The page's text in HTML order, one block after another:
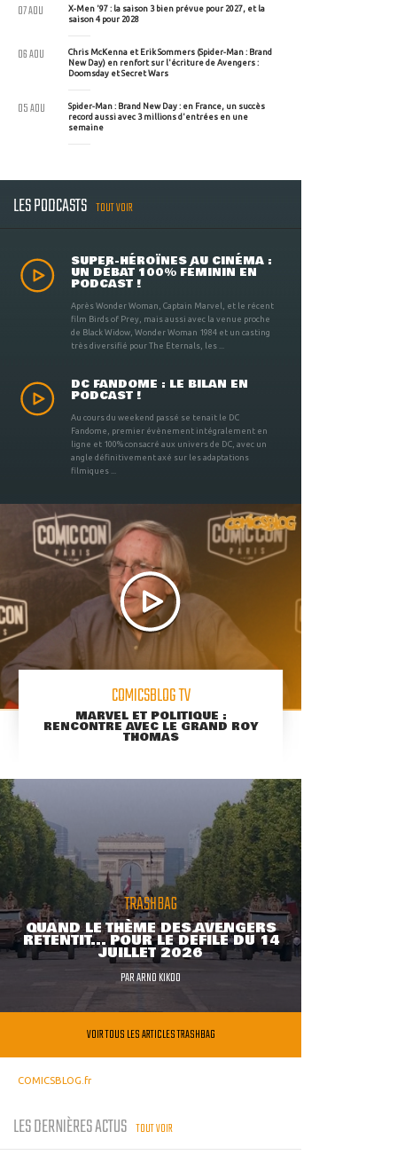
X-Men '97 : la saison 3 bien prévue pour 2027, et la
saison 4 pour 2028
07 AOU
Chris McKenna et Erik Sommers (Spider-Man : Brand
New Day) en renfort sur l'écriture de Avengers :
Doomsday et Secret Wars
06 AOU
Spider-Man : Brand New Day : en France, un succès
record aussi avec 3 millions d'entrées en une
semaine
05 AOU
LES PODCASTS TOUT VOIR
SUPER-HÉROÏNES AU CINÉMA :
UN DÉBAT 100% FÉMININ EN
PODCAST !
Après Wonder Woman, Captain Marvel, et le récent
film Birds of Prey, mais aussi avec la venue proche
de Black Widow, Wonder Woman 1984 et un casting
très diversifié pour The Eternals, les ...
DC FANDOME : LE BILAN EN
PODCAST !
Au cours du weekend passé se tenait le DC
Fandome, premier évènement intégralement en
ligne et 100% consacré aux univers de DC, avec un
angle définitivement axé sur les adaptations
filmiques ...
COMICSBLOG TV
MARVEL ET POLITIQUE :
RENCONTRE AVEC LE GRAND ROY
THOMAS
TRASHBAG
QUAND LE THÈME DES AVENGERS
RETENTIT... POUR LE DÉFILÉ DU 14
JUILLET 2026
PARARNO KIKOO
VOIR TOUS LES ARTICLES TRASHBAG
COMICSBLOG.fr
LES DERNIÈRES ACTUS TOUT VOIR